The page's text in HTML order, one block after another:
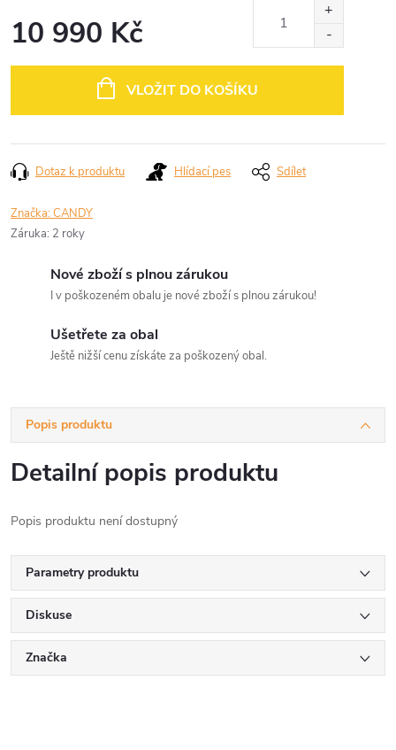
10 990 Kč
VLOŽIT DO KOŠÍKU
Dotaz k produktu Hlídací pes Sdílet
Značka:CANDY
Záruka: 2 roky
Nové zboží s plnou zárukou
I v poškozeném obalu je nové zboží s plnou zárukou!
Ušetřete za obal
Ještě nižší cenu získáte za poškozený obal.
Popis produktu
Detailní popis produktu
Popis produktu není dostupný
Parametry produktu
Diskuse
Značka